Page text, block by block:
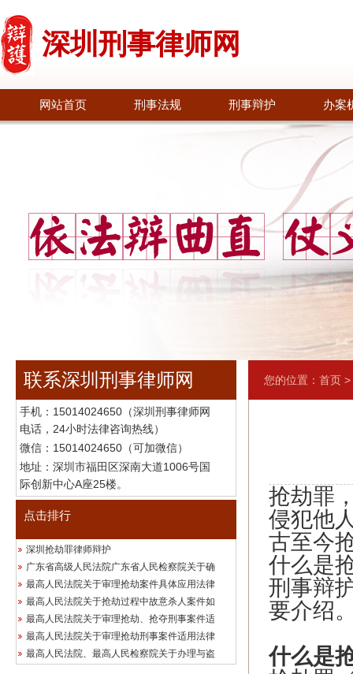
深圳刑事律师网
网站首页 刑事法规 刑事辩护 办案
联系深圳刑事律师网
手机： 15014024650（深圳刑事律师网
电话，24小时法律咨询热线）
微信：15014024650（可加微信）
地址：深圳市福田区深南大道1006号国
际创新中心A座25楼。
点击排行
深圳抢劫罪律师辩护
广东省高级人民法院广东省人民检察院关于确
最高人民法院关于审理抢劫案件具体应用法律
最高人民法院关于抢劫过程中故意杀人案件如
最高人民法院关于审理抢劫、抢夺刑事案件适
最高人民法院关于审理抢劫刑事案件适用法律
最高人民法院、最高人民检察院关于办理与盗
您的位置： 首页 >
抢劫罪
侵犯他
古至今
什么是
刑事辩
要介绍
什么是